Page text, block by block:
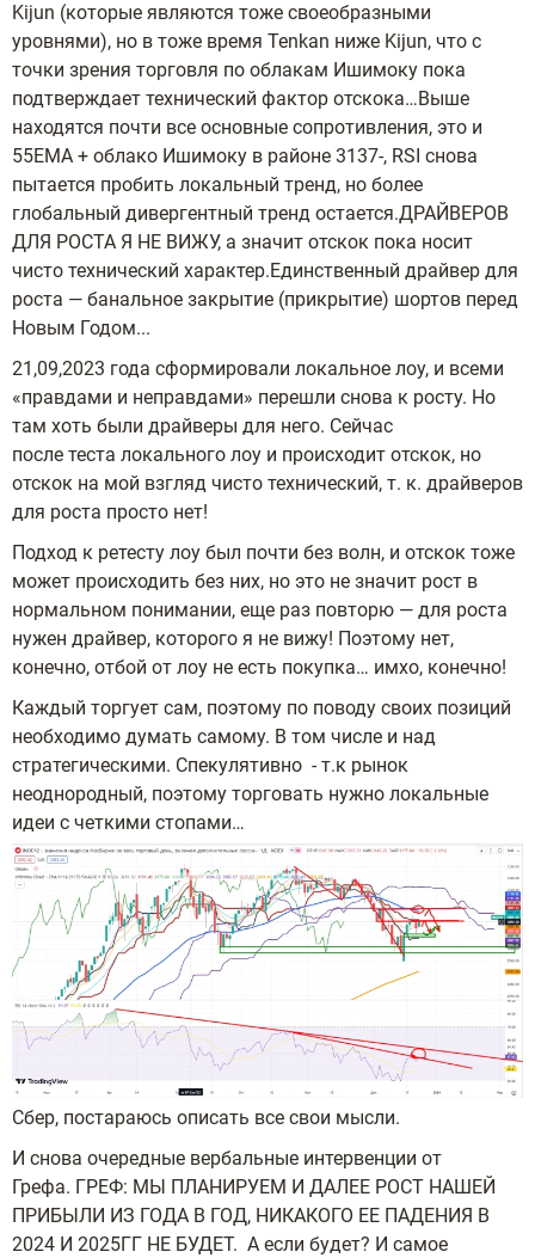
Kijun (которые являются тоже своеобразными
уровнями), но в тоже время Tenkan ниже Kijun, что с
точки зрения торговля по облакам Ишимоку пока
подтверждает технический фактор отскока…Выше
находятся почти все основные сопротивления, это и
55ЕМА + облако Ишимоку в районе 3137-, RSI снова
пытается пробить локальный тренд, но более
глобальный дивергентный тренд остается.ДРАЙВЕРОВ
ДЛЯ РОСТА Я НЕ ВИЖУ, а значит отскок пока носит
чисто технический характер.Единственный драйвер для
роста — банальное закрытие (прикрытие) шортов перед
Новым Годом...
21,09,2023 года сформировали локальное лоу, и всеми
«правдами и неправдами» перешли снова к росту. Но
там хоть были драйверы для него. Сейчас
после теста локального лоу и происходит отскок, но
отскок на мой взгляд чисто технический, т. к. драйверов
для роста просто нет!
Подход к ретесту лоу был почти без волн, и отскок тоже
может происходить без них, но это не значит рост в
нормальном понимании, еще раз повторю — для роста
нужен драйвер, которого я не вижу! Поэтому нет,
конечно, отбой от лоу не есть покупка… имхо, конечно!
Каждый торгует сам, поэтому по поводу своих позиций
необходимо думать самому. В том числе и над
стратегическими. Спекулятивно - т.к рынок
неоднородный, поэтому торговать нужно локальные
идеи с четкими стопами…
Сбер, постараюсь описать все свои мысли.
И снова очередные вербальные интервенции от
Грефа. ГРЕФ: МЫ ПЛАНИРУЕМ И ДАЛЕЕ РОСТ НАШЕЙ
ПРИБЫЛИ ИЗ ГОДА В ГОД, НИКАКОГО ЕЕ ПАДЕНИЯ В
2024 И 2025ГГ НЕ БУДЕТ. А если будет? И самое